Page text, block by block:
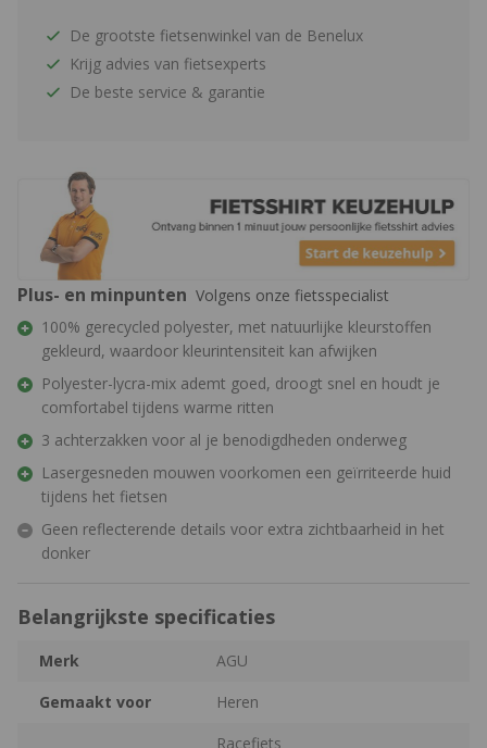
De grootste fietsenwinkel van de Benelux
Krijg advies van fietsexperts
De beste service & garantie
Plus- en minpunten Volgens onze fietsspecialist
100% gerecycled polyester, met natuurlijke kleurstoffen
gekleurd, waardoor kleurintensiteit kan afwijken
Polyester-lycra-mix ademt goed, droogt snel en houdt je
comfortabel tijdens warme ritten
3 achterzakken voor al je benodigdheden onderweg
Lasergesneden mouwen voorkomen een geïrriteerde huid
tijdens het fietsen
Geen reflecterende details voor extra zichtbaarheid in het
donker
Belangrijkste specificaties
Merk
AGU
Gemaakt voor
Heren
Racefiets